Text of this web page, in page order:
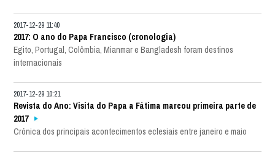
2017-12-29 11:40
2017: O ano do Papa Francisco (cronologia)
Egito, Portugal, Colômbia, Mianmar e Bangladesh foram destinos
internacionais
2017-12-29 10:21
Revista do Ano: Visita do Papa a Fátima marcou primeira parte de
2017
Crónica dos principais acontecimentos eclesiais entre janeiro e maio